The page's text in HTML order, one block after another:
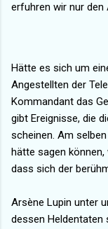
erfuhren wir nur
Hätte es sich um
Angestellten der
Kommandant das
gibt Ereignisse, die
scheinen. Am
hätte sagen können,
dass sich der
Arsène Lupin unter
dessen Heldentaten